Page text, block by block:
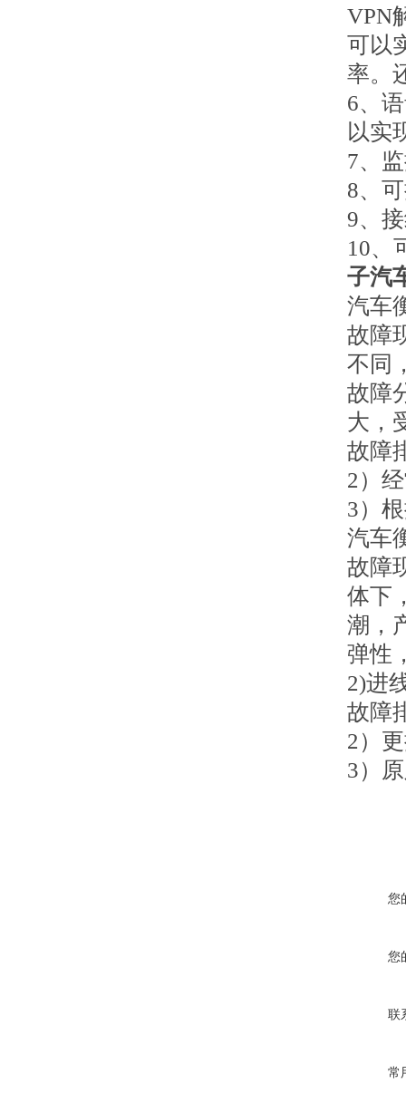
VPN
可以
率。
6、
以实
7、
8、
9、
10、
子汽
汽车
故障
不同
故障
大，
故障
2）
3）
汽车
故障
体下
潮，
弹性
2)进
故障
2）
3）
您
您
联
常